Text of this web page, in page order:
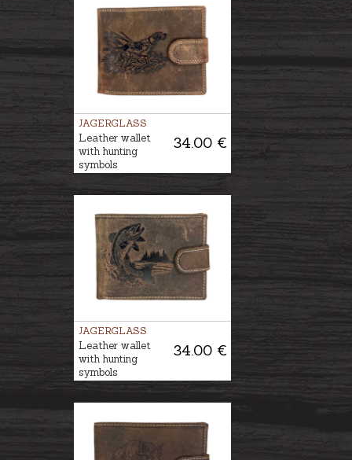
JAGERGLASS
34.00 €
Leather wallet
with hunting
symbols
JAGERGLASS
34.00 €
Leather wallet
with hunting
symbols